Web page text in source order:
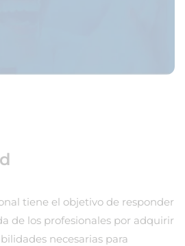
tiene el objetivo de responder
de los profesionales por adquirir
necesarias para